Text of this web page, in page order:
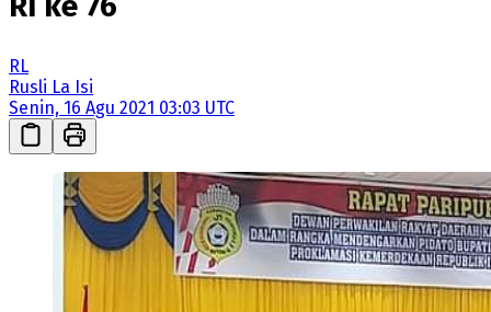
RL
Rusli La Isi
Senin, 16 Agu 2021 03:03 UTC